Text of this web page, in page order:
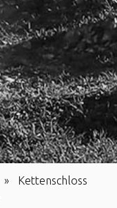
»
Kettenschloss